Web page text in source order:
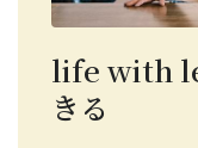
life with
きる